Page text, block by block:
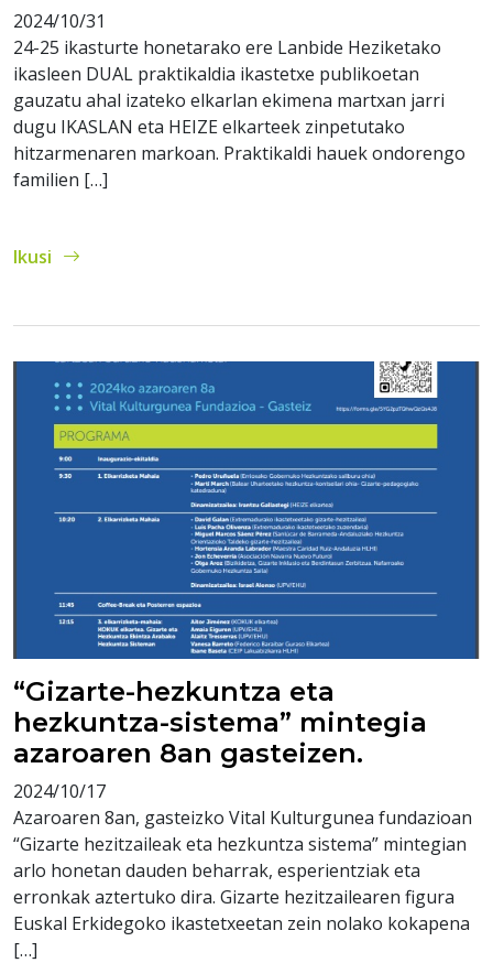
2024/10/31
24-25 ikasturte honetarako ere Lanbide Heziketako
ikasleen DUAL praktikaldia ikastetxe publikoetan
gauzatu ahal izateko elkarlan ekimena martxan jarri
dugu IKASLAN eta HEIZE elkarteek zinpetutako
hitzarmenaren markoan. Praktikaldi hauek ondorengo
familien […]
Ikusi
“Gizarte-hezkuntza eta
hezkuntza-sistema” mintegia
azaroaren 8an gasteizen.
2024/10/17
Azaroaren 8an, gasteizko Vital Kulturgunea fundazioan
“Gizarte hezitzaileak eta hezkuntza sistema” mintegian
arlo honetan dauden beharrak, esperientziak eta
erronkak aztertuko dira. Gizarte hezitzailearen figura
Euskal Erkidegoko ikastetxeetan zein nolako kokapena
[…]